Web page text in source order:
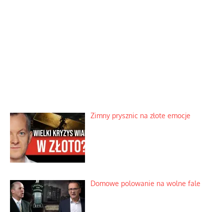
Zimny prysznic na złote emocje
Domowe polowanie na wolne fale